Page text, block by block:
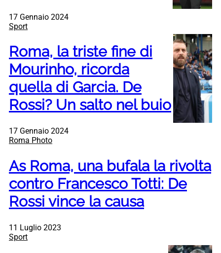
17 Gennaio 2024
Sport
Roma, la triste fine di
Mourinho, ricorda
quella di Garcia. De
Rossi? Un salto nel buio
17 Gennaio 2024
Roma Photo
As Roma, una bufala la rivolta
contro Francesco Totti: De
Rossi vince la causa
11 Luglio 2023
Sport